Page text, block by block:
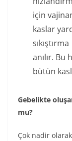
için
kaslar
anılır. Bu
bütün
Gebelikte
mu?
Çok nadir